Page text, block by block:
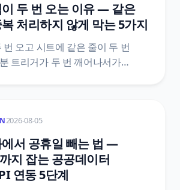
두 번 오는 이유 — 같은
처리하지 않게 막는 5가지
번 오고 시트에 같은 줄이 두 번
트리거가 두 번 깨어나서가
힌 기능 이름과 한도값으로 막는
정리했어요.
2026-08-05
서 공휴일 빼는 법 —
지 잡는 공공데이터
연동 5단계